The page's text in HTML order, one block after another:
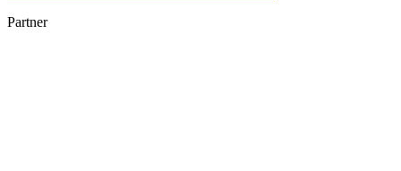
Partner